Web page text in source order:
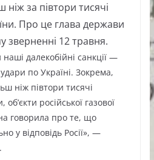
ніж за півтори тисячі
Про це глава держави
зверненні 12 травня.
наші далекобійні санкції —
удари по Україні. Зокрема,
ніж півтори тисячі
об’єкти російської газової
говорила про те, що
у відповідь Росії», —